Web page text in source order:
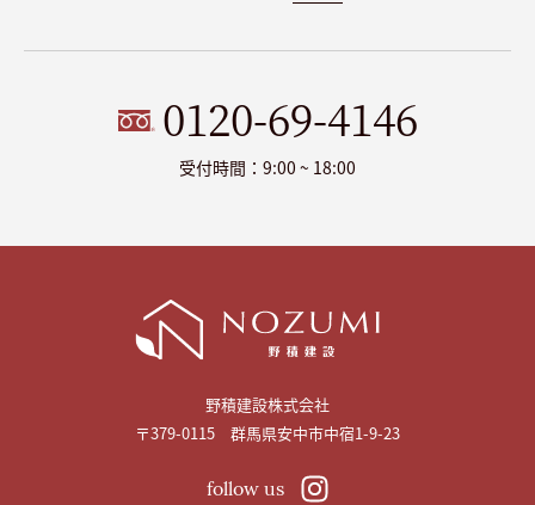
0120-69-4146
受付時間：9:00 ~ 18:00
野積建設株式会社
〒379-0115 群馬県安中市中宿1-9-23
follow us